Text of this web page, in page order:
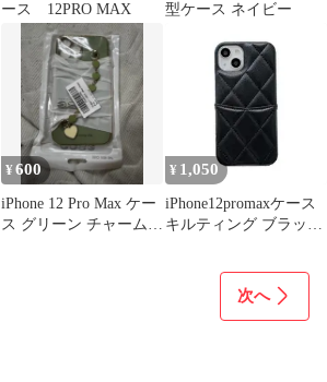
ース 12PRO MAX
型ケース ネイビー
¥600
iPhone 12 Pro Max ケー
ス グリーン チャーム付
¥ 1,050
iPhone12promaxケース
キルティング ブラック
次へ